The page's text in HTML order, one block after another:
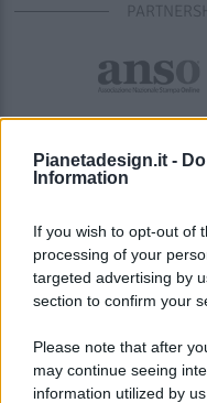
Pianetadesign.it -
Information
If you wish to opt-out of
processing of your
targeted advertising by
section to confirm your
Please note that after
may continue seeing
information utilized by
© 2026 - Pianeta
Registrata Al Tribunale
ISCRIZIONE AL
(ASSOCIAZIONE